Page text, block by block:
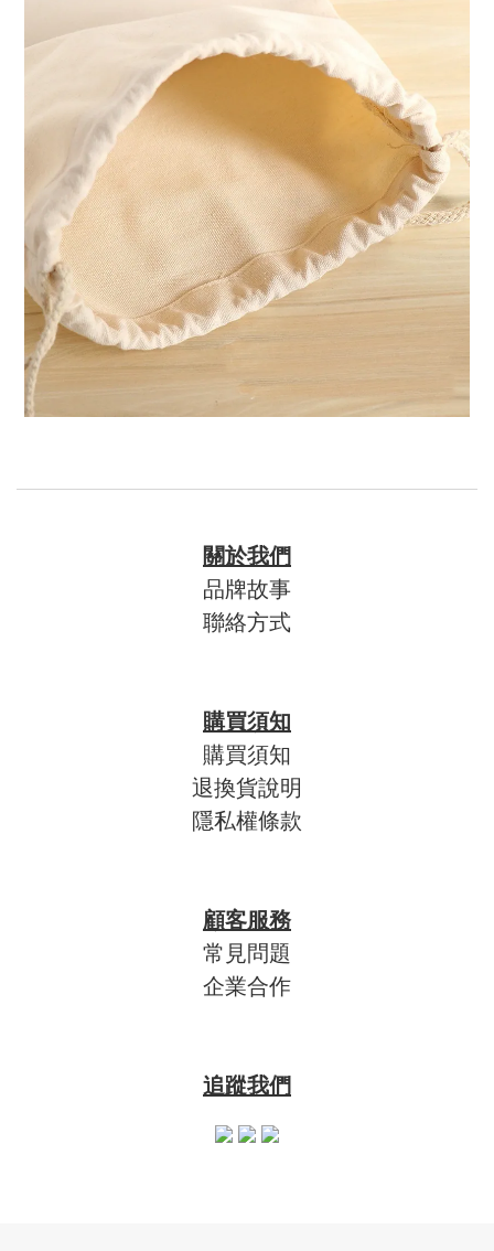
關於我們
品牌故事
聯絡方式
購買須知
購買須知
退換貨說明
隱私權條款
顧客服務
常見問題
企業合作
追蹤我們